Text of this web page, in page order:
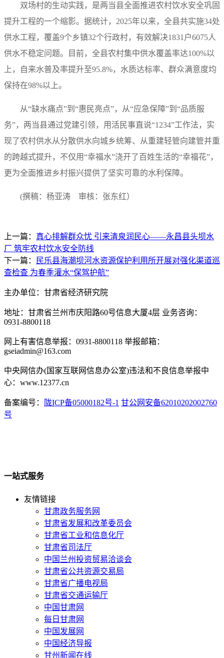
双场村的生动实践，是两当县全面推进农村饮水安全巩固
提升工程的一个缩影。据统计，2025年以来，全县共实施34处
供水工程，覆盖9个乡镇32个行政村，有效解决1831户6075人
供水不稳定问题。目前，全县农村集中供水覆盖率达100%以
上，自来水普及率提升至95.8%，水质达标率、群众满意度均
保持在98%以上。
从“缺水痛点”到“惠民亮点”，从“应急保障”到“品质服
务”，两当县通过党建引领，用活民事直说“1234”工作法，实
现了农村供水从分散供水向城乡统筹、从重建轻管向建管并重
的跨越式提升，不仅用“幸福水”浇开了百姓生活的“幸福花”，
更为全面推进乡村振兴提供了坚实可靠的水利保障。
(撰稿：杨亚涛 审核：张东红）
上一篇： 真心排解群众忧 引来清泉润民心——永昌县头坝水
厂 筑牢农村饮水安全防线
下一篇：
民乐县海潮坝河水资源保护利用所开展对强化渠道巡
查检查 为春季灌水“保驾护航”
主办单位：甘肃省经济研究院
地址：甘肃省兰州市庆阳路60号信息大厦4层 业务咨询：
0931-8800118
网上有害信息举报：0931-8800118 举报邮箱：
gseiadmin@163.com
中央网信办(国家互联网信息办公室)违法和不良信息举报中
心：www.12377.cn
备案编号： 陇ICP备05000182号-1 甘公网安备62010202002760
号
一站式服务
友情链接
甘肃政务服务网
甘肃省发展和改革委员会
甘肃省工业和信息化厅
甘肃省司法厅
中国兰州投资贸易洽谈会
甘肃省公共资源交易局
甘肃省广播电视局
甘肃省交通运输厅
中国甘肃网
每日甘肃网
中国发展网
中国经济导报
甘州新闻在线